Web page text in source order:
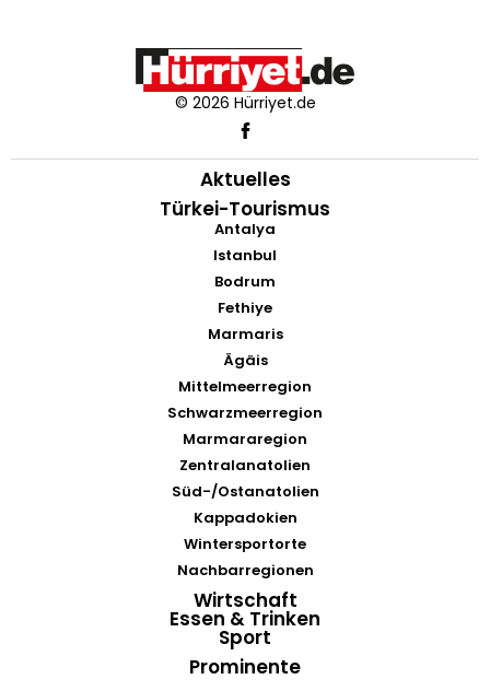
© 2026 Hürriyet.de
Aktuelles
Türkei-Tourismus
Antalya
Istanbul
Bodrum
Fethiye
Marmaris
Ägäis
Mittelmeerregion
Schwarzmeerregion
Marmararegion
Zentralanatolien
Süd-/Ostanatolien
Kappadokien
Wintersportorte
Nachbarregionen
Wirtschaft
Essen & Trinken
Sport
Prominente